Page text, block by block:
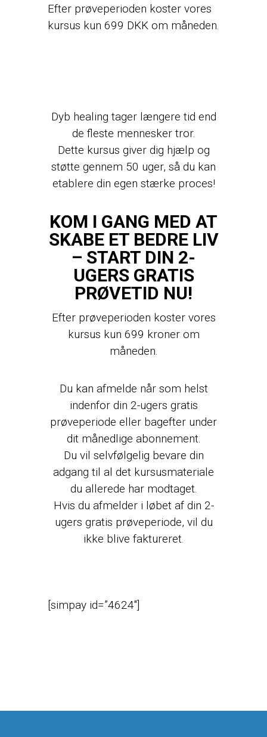
Efter prøveperioden koster vores
kursus kun 699 DKK om måneden.
Dyb healing tager længere tid end
de fleste mennesker tror.
Dette kursus giver dig hjælp og
støtte gennem 50 uger, så du kan
etablere din egen stærke proces!
KOM I GANG MED AT
SKABE ET BEDRE LIV
– START DIN 2-
UGERS GRATIS
PRØVETID NU!
Efter prøveperioden koster vores
kursus kun 699 kroner om
måneden.
Du kan afmelde når som helst
indenfor din 2-ugers gratis
prøveperiode eller bagefter under
dit månedlige abonnement.
Du vil selvfølgelig bevare din
adgang til al det kursusmateriale
du allerede har modtaget.
Hvis du afmelder i løbet af din 2-
ugers gratis prøveperiode, vil du
ikke blive faktureret.
[simpay id=”4624″]